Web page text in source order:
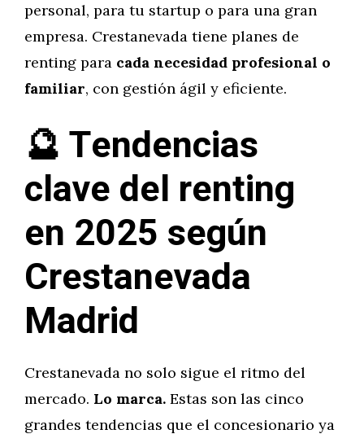
personal, para tu startup o para una gran
empresa. Crestanevada tiene planes de
renting para cada necesidad profesional o
familiar, con gestión ágil y eficiente.
🔮 Tendencias
clave del renting
en 2025 según
Crestanevada
Madrid
Crestanevada no solo sigue el ritmo del
mercado. Lo marca. Estas son las cinco
grandes tendencias que el concesionario ya